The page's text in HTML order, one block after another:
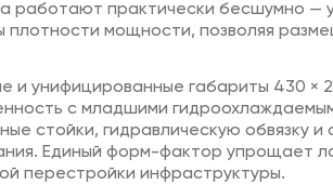
работают практически бесшумно —
плотности мощности, позволяя
и унифицированные габариты 430 ×
с младшими
стойки, гидравлическую обвязку
Единый форм-фактор упрощает
перестройки инфраструктуры.